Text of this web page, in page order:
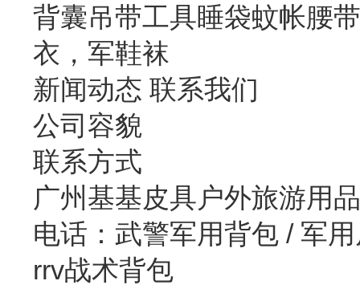
背囊吊带工具睡袋蚊帐腰带
衣，军鞋袜
新闻动态 联系我们
公司容貌
联系方式
广州基基皮具户外旅游用品
电话：武警军用背包 / 军
rrv战术背包